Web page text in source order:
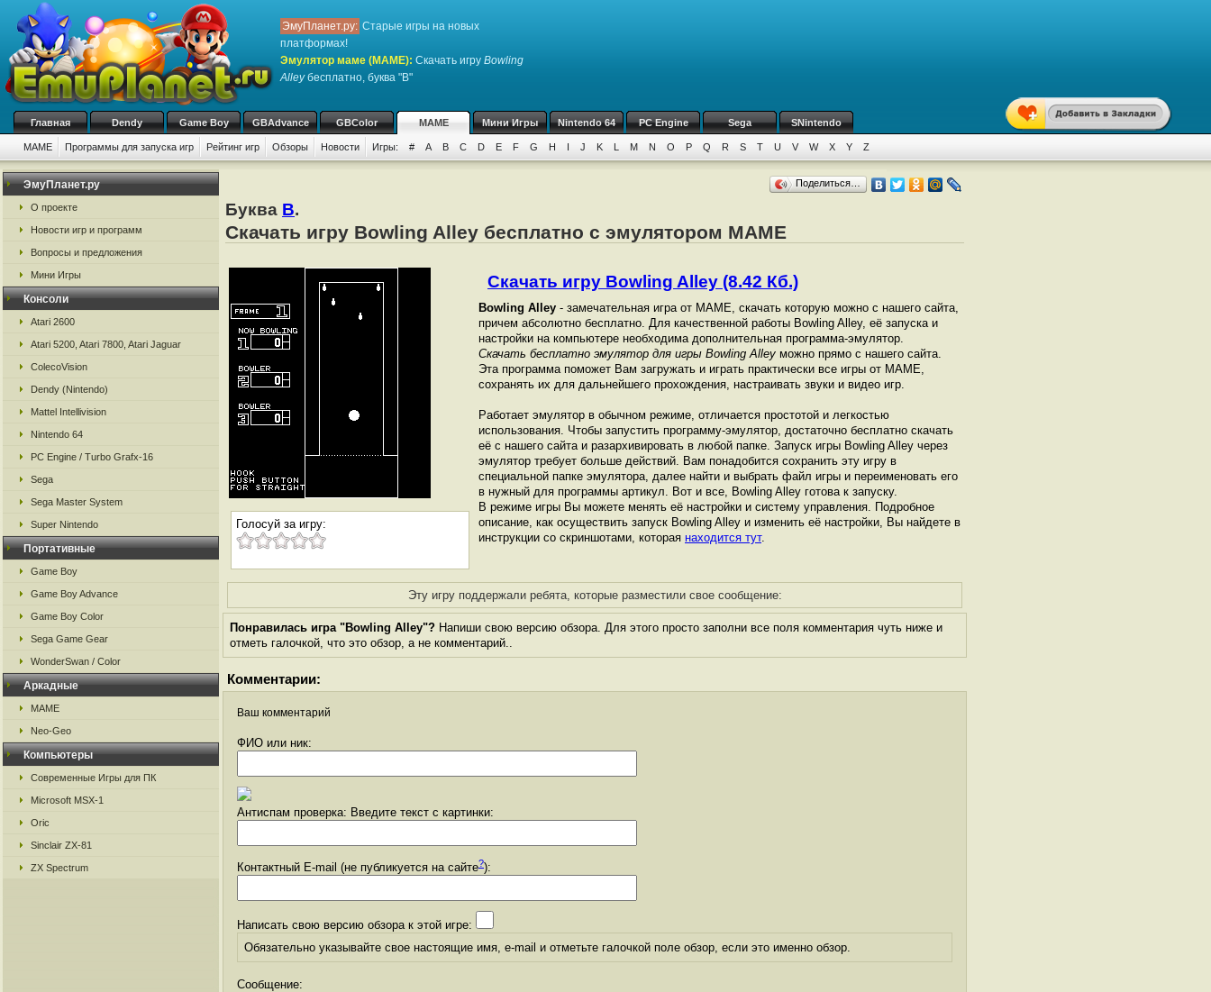
ЭмуПланет.ру: Старые игры на новых
платформах!
Эмулятор маме (MAME): Скачать игру Bowling
Alleyбесплатно, буква "B"
Главная Dendy Game Boy GBAdvance GBColor MAME Мини Игры Nintendo 64 PC Engine Sega SNintendo
MAME Программы для запуска игр Рейтинг игр Обзоры Новости Игры: # A B C D E F G H I J K L M N O P Q R S T U V W X Y Z
ЭмуПланет.ру
О проекте
Новости игр и программ
Вопросы и предложения
Мини Игры
Консоли
Atari 2600
Atari 5200, Atari 7800, Atari Jaguar
ColecoVision
Dendy (Nintendo)
Mattel Intellivision
Nintendo 64
PC Engine / Turbo Grafx-16
Sega
Sega Master System
Super Nintendo
Портативные
Game Boy
Game Boy Advance
Game Boy Color
Sega Game Gear
WonderSwan / Color
Аркадные
MAME
Neo-Geo
Компьютеры
Современные Игры для ПК
Microsoft MSX-1
Oric
Sinclair ZX-81
ZX Spectrum
Поделиться…
Буква B.
Скачать игру Bowling Alley бесплатно с эмулятором MAME
Голосуй за игру:
Скачать игру Bowling Alley (8.42 Кб.)
Bowling Alley - замечательная игра от МАМЕ, скачать которую можно с нашего сайта,
причем абсолютно бесплатно. Для качественной работы Bowling Alley, её запуска и
настройки на компьютере необходима дополнительная программа-эмулятор.
Скачать бесплатно эмулятор для игры Bowling Alley можно прямо с нашего сайта.
Эта программа поможет Вам загружать и играть практически все игры от МАМЕ,
сохранять их для дальнейшего прохождения, настраивать звуки и видео игр.
Работает эмулятор в обычном режиме, отличается простотой и легкостью
использования. Чтобы запустить программу-эмулятор, достаточно бесплатно скачать
её с нашего сайта и разархивировать в любой папке. Запуск игры Bowling Alley через
эмулятор требует больше действий. Вам понадобится сохранить эту игру в
специальной папке эмулятора, далее найти и выбрать файл игры и переименовать его
в нужный для программы артикул. Вот и все, Bowling Alley готова к запуску.
В режиме игры Вы можете менять её настройки и систему управления. Подробное
описание, как осуществить запуск Bowling Alley и изменить её настройки, Вы найдете в
инструкции со скриншотами, которая находится тут.
Эту игру поддержали ребята, которые разместили свое сообщение:
Понравилась игра "Bowling Alley"? Напиши свою версию обзора. Для этого просто заполни все поля комментария чуть ниже и
отметь галочкой, что это обзор, а не комментарий..
Комментарии:
Ваш комментарий
ФИО или ник:
Антиспам проверка: Введите текст с картинки:
Контактный E-mail (не публикуется на сайте?):
Написать свою версию обзора к этой игре:
Обязательно указывайте свое настоящие имя, e-mail и отметьте галочкой поле обзор, если это именно обзор.
Сообщение: